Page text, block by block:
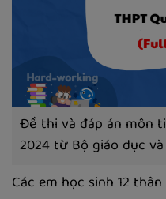
Đề thi và đáp án môn
2024 từ Bộ giáo dục
Các em học sinh 12